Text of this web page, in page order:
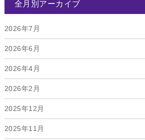
全月別アーカイブ
2026年7月
2026年6月
2026年4月
2026年2月
2025年12月
2025年11月